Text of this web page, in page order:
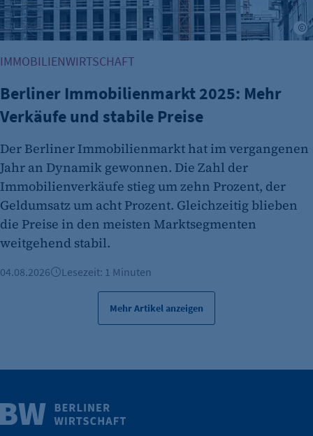
Wirtschaft.
Weitere Infos
IMMOBILIENWIRTSCHAFT
Berliner Immobilienmarkt 2025: Mehr
Verkäufe und stabile Preise
Der Berliner Immobilienmarkt hat im vergangenen
Jahr an Dynamik gewonnen. Die Zahl der
Immobilienverkäufe stieg um zehn Prozent, der
Geldumsatz um acht Prozent. Gleichzeitig blieben
die Preise in den meisten Marktsegmenten
weitgehend stabil.
04.08.2026 Lesezeit: 1 Minuten
Mehr Artikel anzeigen